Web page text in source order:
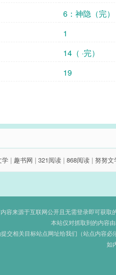
6：神隐（完）
1
14（ ·完）
19
学 | 趣书网 | 321阅读 | 868阅读 | 努努文
容来源于互联网公开且无需登录即可获取
本站仅对抓取到的内容
交相关目标站点网址给我们（站点内容
如